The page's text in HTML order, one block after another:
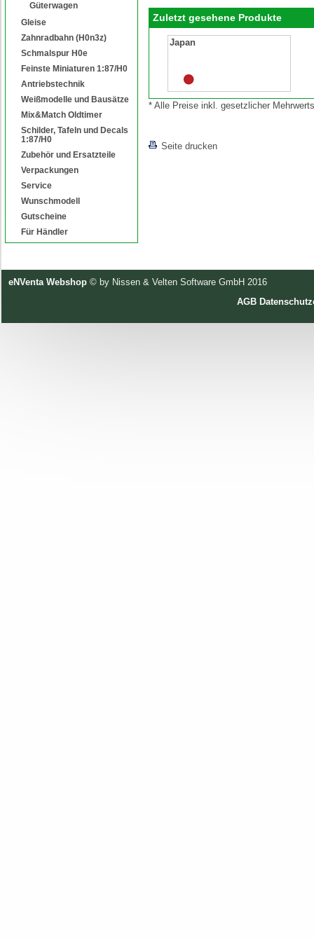
Güterwagen
Gleise
Zahnradbahn (H0n3z)
Schmalspur H0e
Feinste Miniaturen 1:87/H0
Antriebstechnik
Weißmodelle und Bausätze
Mix&Match Oldtimer
Schilder, Tafeln und Decals
1:87/H0
Zubehör und Ersatzteile
Verpackungen
Service
Wunschmodell
Gutscheine
Für Händler
Zuletzt gesehene Produkte
Japan
* Alle Preise inkl. gesetzlicher
Seite drucken
eNVenta Webshop © by Nissen & Velten Software GmbH 2016
AGB